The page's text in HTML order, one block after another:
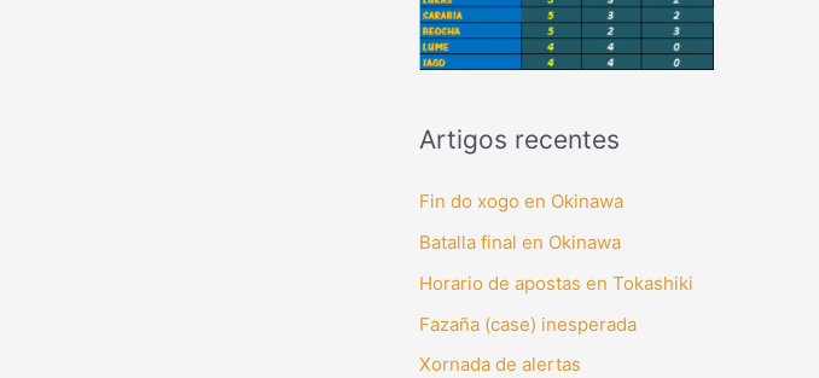
Artigos recentes
Fin do xogo en Okinawa
Batalla final en Okinawa
Horario de apostas en Tokashiki
Fazaña (case) inesperada
Xornada de alertas